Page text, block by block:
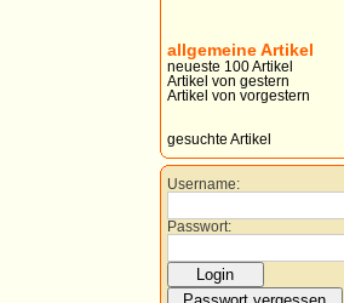
allgemeine Artikel
neueste 100 Artikel
Artikel von gestern
Artikel von vorgestern
gesuchte Artikel
Username:
Passwort: